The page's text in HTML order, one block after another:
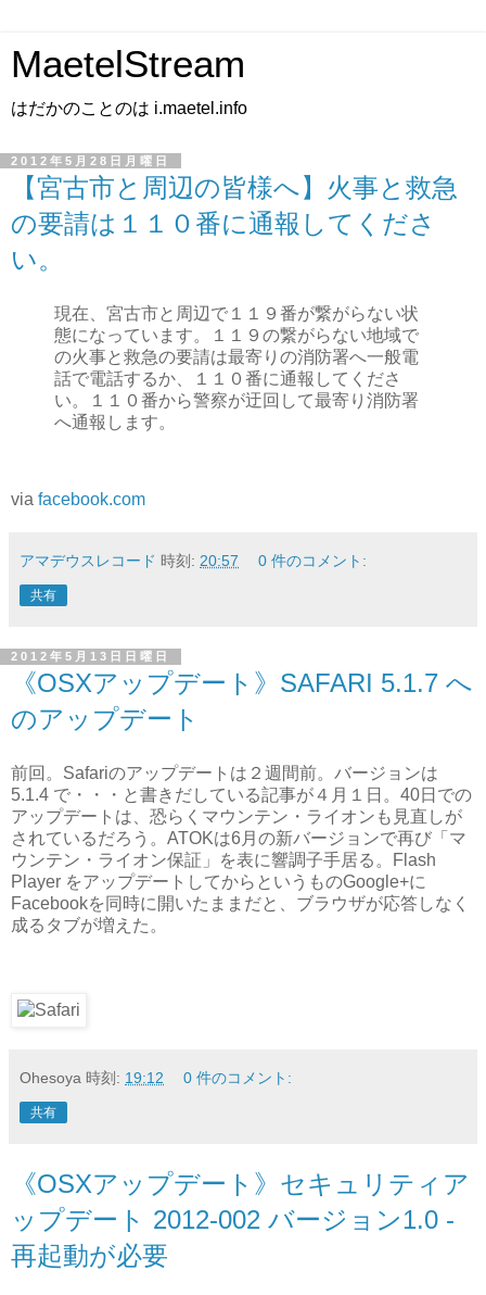
MaetelStream
はだかのことのは i.maetel.info
2012年5月28日月曜日
【宮古市と周辺の皆様へ】火事と救急
の要請は１１０番に通報してくださ
い。
現在、宮古市と周辺で１１９番が繋がらない状
態になっています。１１９の繋がらない地域で
の火事と救急の要請は最寄りの消防署へ一般電
話で電話するか、１１０番に通報してくださ
い。１１０番から警察が迂回して最寄り消防署
へ通報します。
via facebook.com
アマデウスレコード 時刻: 20:57 0 件のコメント:
共有
2012年5月13日日曜日
《OSXアップデート》SAFARI 5.1.7 へ
のアップデート
前回。Safariのアップデートは２週間前。バージョンは
5.1.4 で・・・と書きだしている記事が４月１日。40日での
アップデートは、恐らくマウンテン・ライオンも見直しが
されているだろう。ATOKは6月の新バージョンで再び「マ
ウンテン・ライオン保証」を表に響調子手居る。Flash
Player をアップデートしてからというものGoogle+に
Facebookを同時に開いたままだと、ブラウザが応答しなく
成るタブが増えた。
Ohesoya 時刻: 19:12 0 件のコメント:
共有
《OSXアップデート》セキュリティア
ップデート 2012-002 バージョン1.0 -
再起動が必要